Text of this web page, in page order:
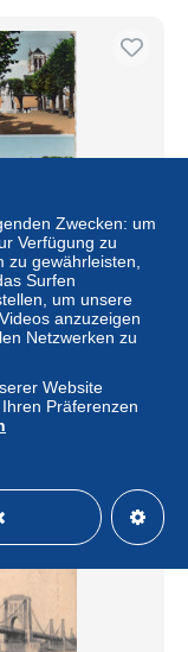
des Halles
Plage
Händler
Zwecken: um
Verfügung zu
gewährleisten,
Surfen
um unsere
anzuzeigen
Netzwerken zu
Website
Präferenzen